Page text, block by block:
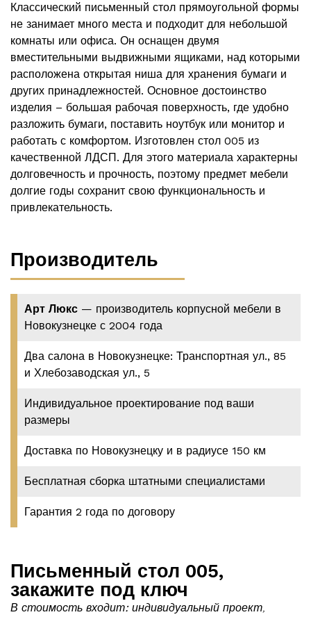
Классический письменный стол прямоугольной формы
не занимает много места и подходит для небольшой
комнаты или офиса. Он оснащен двумя
вместительными выдвижными ящиками, над которыми
расположена открытая ниша для хранения бумаги и
других принадлежностей. Основное достоинство
изделия – большая рабочая поверхность, где удобно
разложить бумаги, поставить ноутбук или монитор и
работать с комфортом. Изготовлен стол 005 из
качественной ЛДСП. Для этого материала характерны
долговечность и прочность, поэтому предмет мебели
долгие годы сохранит свою функциональность и
привлекательность.
Производитель
Арт Люкс — производитель корпусной мебели в
Новокузнецке с 2004 года
Два салона в Новокузнецке: Транспортная ул., 85
и Хлебозаводская ул., 5
Индивидуальное проектирование под ваши
размеры
Доставка по Новокузнецку и в радиусе 150 км
Бесплатная сборка штатными специалистами
Гарантия 2 года по договору
Письменный стол 005,
закажите под ключ
В стоимость входит:индивидуальный проект,